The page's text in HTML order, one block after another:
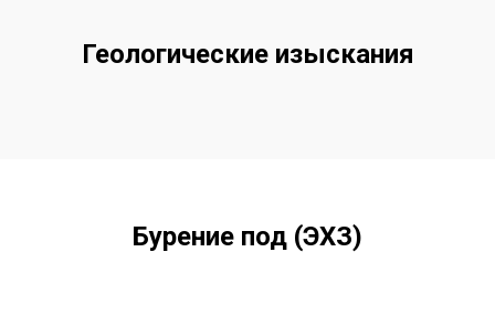
Геологические изыскания
Бурение под (ЭХЗ)